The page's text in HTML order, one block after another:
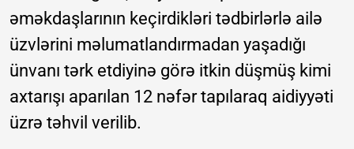
əməkdaşlarının keçirdikləri tədbirlərlə ailə
üzvlərini məlumatlandırmadan yaşadığı
ünvanı tərk etdiyinə görə itkin düşmüş kimi
axtarışı aparılan 12 nəfər tapılaraq aidiyyəti
üzrə təhvil verilib.